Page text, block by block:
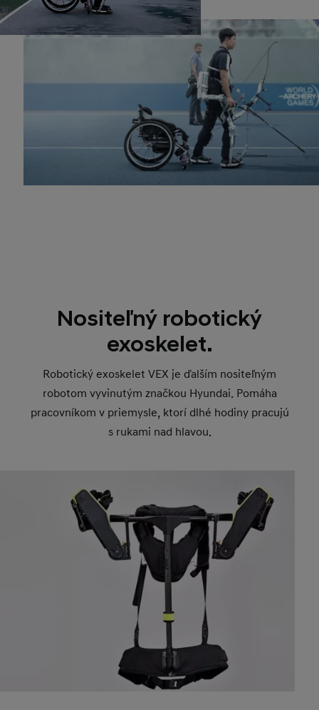
Nositeľný robotický
exoskelet.
Robotický exoskelet VEX je ďalším nositeľným
robotom vyvinutým značkou Hyundai. Pomáha
pracovníkom v priemysle, ktorí dlhé hodiny pracujú
s rukami nad hlavou.